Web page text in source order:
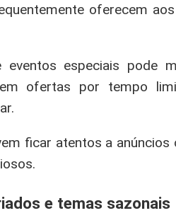
oferecem
eventos especiais pode
ofertas por tempo
ficar atentos a
e temas sazonais